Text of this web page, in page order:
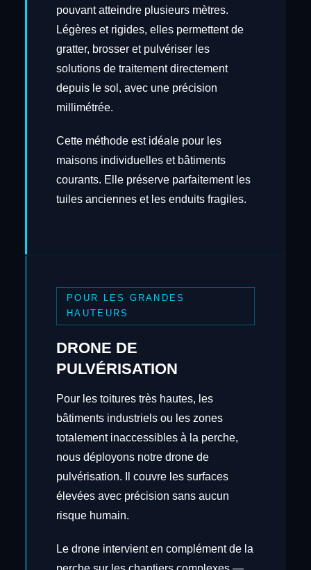
pouvant atteindre plusieurs mètres.
Légères et rigides, elles permettent de
gratter, brosser et pulvériser les
solutions de traitement directement
depuis le sol, avec une précision
millimétrée.
Cette méthode est idéale pour les
maisons individuelles et bâtiments
courants. Elle préserve parfaitement les
tuiles anciennes et les enduits fragiles.
POUR LES GRANDES
HAUTEURS
DRONE DE
PULVÉRISATION
Pour les toitures très hautes, les
bâtiments industriels ou les zones
totalement inaccessibles à la perche,
nous déployons notre drone de
pulvérisation. Il couvre les surfaces
élevées avec précision sans aucun
risque humain.
Le drone intervient en complément de la